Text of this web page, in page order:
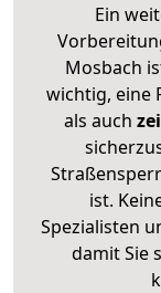
Ein
Mosbach
wichtig, eine
als auch
ist.
Spezialisten
damit Sie